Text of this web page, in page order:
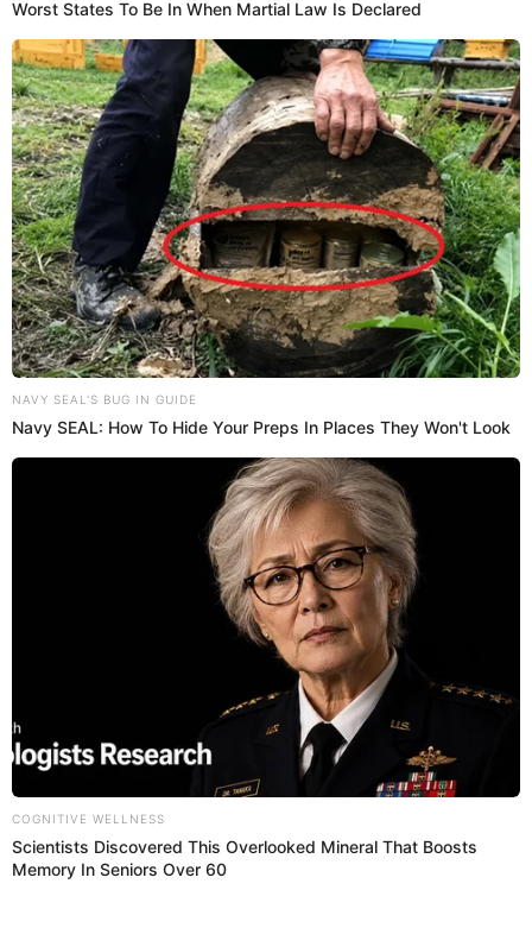
Quiénes somos Contáctanos
Políticas y Estándares
Términos de uso
Enlaces de interés